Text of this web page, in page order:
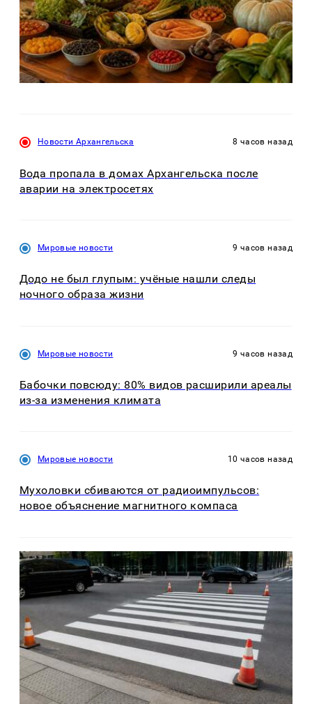
Новости Архангельска 8 часов назад
Вода пропала в домах Архангельска после
аварии на электросетях
Мировые новости 9 часов назад
Додо не был глупым: учёные нашли следы
ночного образа жизни
Мировые новости 9 часов назад
Бабочки повсюду: 80% видов расширили ареалы
из-за изменения климата
Мировые новости 10 часов назад
Мухоловки сбиваются от радиоимпульсов:
новое объяснение магнитного компаса